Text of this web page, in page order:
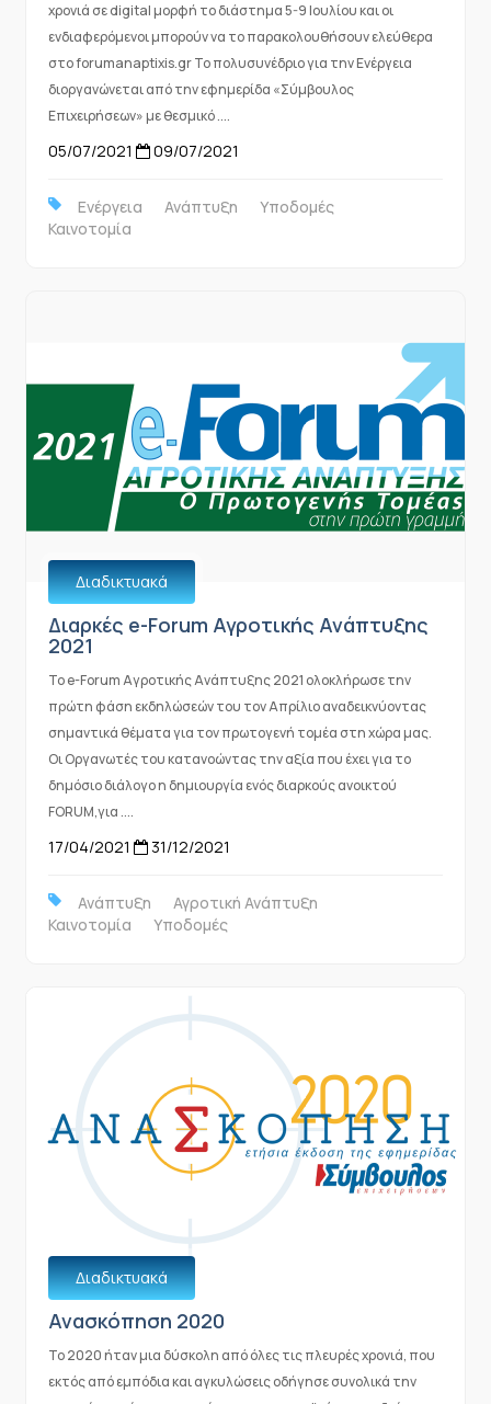
χρονιά σε digital μορφή το διάστημα 5-9 Ιουλίου και οι
ενδιαφερόμενοι μπορούν να το παρακολουθήσουν ελεύθερα
στο forumanaptixis.gr Το πολυσυνέδριο για την Ενέργεια
διοργανώνεται από την εφημερίδα «Σύμβουλος
Επιχειρήσεων» με θεσμικό ....
05/07/2021 09/07/2021
Ενέργεια Ανάπτυξη
Υποδομές
Καινοτομία
Διαδικτυακά
Διαρκές e-Forum Αγροτικής Ανάπτυξης
2021
Το e-Forum Αγροτικής Ανάπτυξης 2021 ολοκλήρωσε την
πρώτη φάση εκδηλώσεών του τον Απρίλιο αναδεικνύοντας
σημαντικά θέματα για τον πρωτογενή τομέα στη χώρα μας.
Οι Οργανωτές του κατανοώντας την αξία που έχει για το
δημόσιο διάλογο η δημιουργία ενός διαρκούς ανοικτού
FORUM,για ....
17/04/2021 31/12/2021
Ανάπτυξη
Αγροτική Ανάπτυξη
Καινοτομία
Υποδομές
Διαδικτυακά
Ανασκόπηση 2020
Το 2020 ήταν μια δύσκολη από όλες τις πλευρές χρονιά, που
εκτός από εμπόδια και αγκυλώσεις οδήγησε συνολικά την